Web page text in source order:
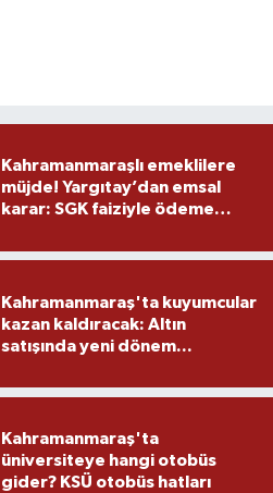
Kahramanmaraşlı emeklilere
müjde! Yargıtay’dan emsal
karar: SGK faiziyle ödeme
Kahramanmaraş'ta kuyumcular
kazan kaldıracak: Altın
satışında yeni dönem...
Kahramanmaraş'ta
üniversiteye hangi otobüs
gider? KSÜ otobüs hatları